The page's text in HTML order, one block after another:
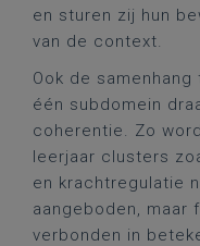
en sturen zij hun
van de context.
Ook de
één subdomein
coherentie. Zo
leerjaar clusters
en krachtregulatie
aangeboden, maar
verbonden in